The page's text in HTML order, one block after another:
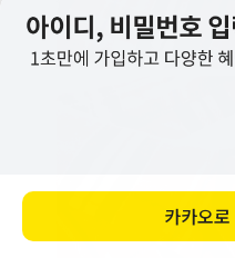
카카오로